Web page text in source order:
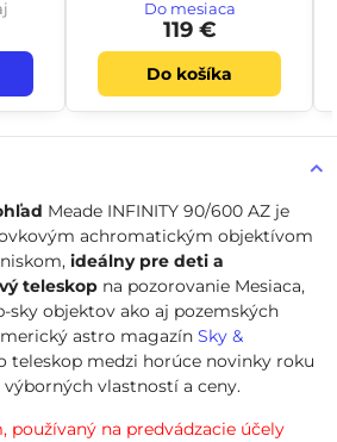
Meade INFINITY 90/600 AZ je
achromatickým objektívom
ideálny pre deti a
teleskop na pozorovanie Mesiaca,
sky objektov ako aj pozemských
astro magazín Sky &
teleskop medzi horúce novinky roku
výborných vlastností a ceny.
používaný na predvádzacie účely
Do mesiaca
119 €
Do košíka